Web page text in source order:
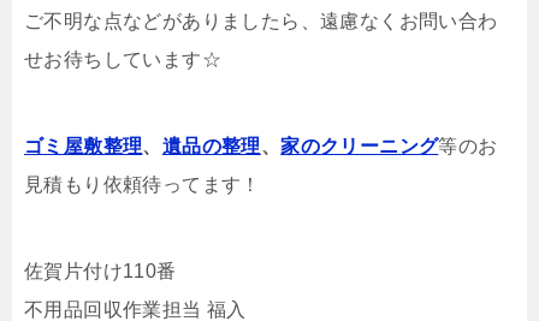
ご不明な点などがありましたら、遠慮なくお問い合わ
せお待ちしています☆
ゴミ屋敷整理、 遺品の整理、家のクリーニング等のお
見積もり依頼待ってます！
佐賀片付け110番
不用品回収作業担当 福入